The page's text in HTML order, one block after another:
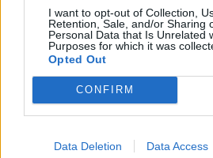
I want to opt-out of Collection,
Retention, Sale, and/or Sharing
Personal Data that Is Unrelated
Purposes for which it was
Opted Out
CONFIRM
Data Deletion Data Access
ALBO D'ORO
Premier League: 20
FA Cup:13
League Cup: 6
FA Community Shield:21
Champions League: 3
Supercoppa Europea:1